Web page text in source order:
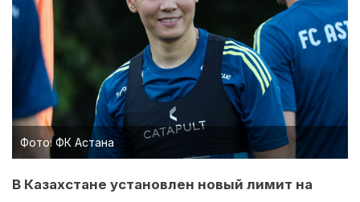
Фото: ФК Астана
В Казахстане установлен новый лимит на